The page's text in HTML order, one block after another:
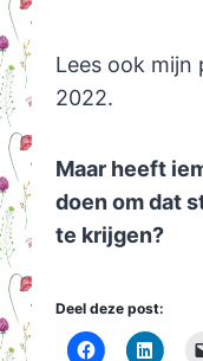
Lees ook mijn
2022.
Maar heeft
doen om dat
te krijgen?
Deel deze post: